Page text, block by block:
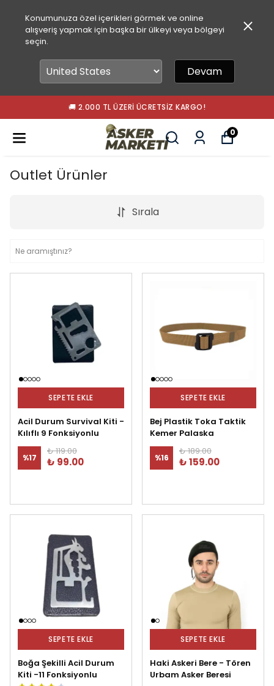
Konumunuza özel içerikleri görmek ve online
alışveriş yapmak için başka bir ülkeyi veya bölgeyi
seçin.
Devam
🚚 2.000 TL ÜZERI ÜCRETSIZ KARGO!
0
Outlet Ürünler
Sırala
SEPETE EKLE
Acil Durum Survival Kiti -
Kılıflı 9 Fonksiyonlu
%17
₺ 119.00
₺ 99.00
SEPETE EKLE
Bej Plastik Toka Taktik
Kemer Palaska
%16
₺ 189.00
₺ 159.00
SEPETE EKLE
Boğa Şekilli Acil Durum
Kiti -11 Fonksiyonlu
SEPETE EKLE
Haki Askeri Bere - Tören
Urbam Asker Beresi